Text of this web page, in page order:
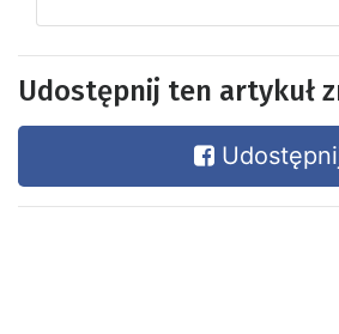
Udostępnij ten artykuł